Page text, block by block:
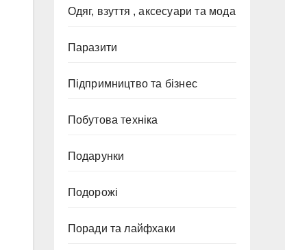
Одяг, взуття , аксесуари та мода
Паразити
Підпримництво та бізнес
Побутова техніка
Подарунки
Подорожі
Поради та лайфхаки